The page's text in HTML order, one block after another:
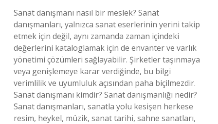
Sanat danışmanı nasıl bir meslek? Sanat
danışmanları, yalnızca sanat eserlerinin yerini takip
etmek için değil, aynı zamanda zaman içindeki
değerlerini kataloglamak için de envanter ve varlık
yönetimi çözümleri sağlayabilir. Şirketler taşınmaya
veya genişlemeye karar verdiğinde, bu bilgi
verimlilik ve uyumluluk açısından paha biçilmezdir.
Sanat danışmanı kimdir? Sanat danışmanlığı nedir?
Sanat danışmanları, sanatla yolu kesişen herkese
resim, heykel, müzik, sanat tarihi, sahne sanatları,